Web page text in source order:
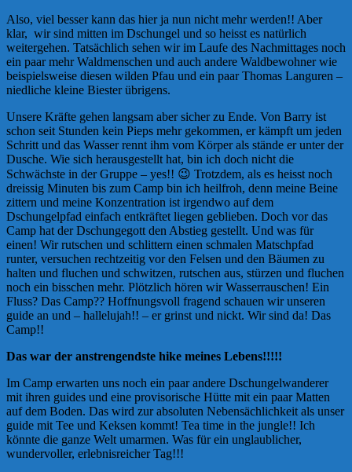
Also, viel besser kann das hier ja nun nicht mehr werden!! Aber
klar, wir sind mitten im Dschungel und so heisst es natürlich
weitergehen. Tatsächlich sehen wir im Laufe des Nachmittages noch
ein paar mehr Waldmenschen und auch andere Waldbewohner wie
beispielsweise diesen wilden Pfau und ein paar Thomas Languren –
niedliche kleine Biester übrigens.
Unsere Kräfte gehen langsam aber sicher zu Ende. Von Barry ist
schon seit Stunden kein Pieps mehr gekommen, er kämpft um jeden
Schritt und das Wasser rennt ihm vom Körper als stände er unter der
Dusche. Wie sich herausgestellt hat, bin ich doch nicht die
Schwächste in der Gruppe – yes!! 😉 Trotzdem, als es heisst noch
dreissig Minuten bis zum Camp bin ich heilfroh, denn meine Beine
zittern und meine Konzentration ist irgendwo auf dem
Dschungelpfad einfach entkräftet liegen geblieben. Doch vor das
Camp hat der Dschungegott den Abstieg gestellt. Und was für
einen! Wir rutschen und schlittern einen schmalen Matschpfad
runter, versuchen rechtzeitig vor den Felsen und den Bäumen zu
halten und fluchen und schwitzen, rutschen aus, stürzen und fluchen
noch ein bisschen mehr. Plötzlich hören wir Wasserrauschen! Ein
Fluss? Das Camp?? Hoffnungsvoll fragend schauen wir unseren
guide an und – hallelujah!! – er grinst und nickt. Wir sind da! Das
Camp!!
Das war der anstrengendste hike meines Lebens!!!!!
Im Camp erwarten uns noch ein paar andere Dschungelwanderer
mit ihren guides und eine provisorische Hütte mit ein paar Matten
auf dem Boden. Das wird zur absoluten Nebensächlichkeit als unser
guide mit Tee und Keksen kommt! Tea time in the jungle!! Ich
könnte die ganze Welt umarmen. Was für ein unglaublicher,
wundervoller, erlebnisreicher Tag!!!